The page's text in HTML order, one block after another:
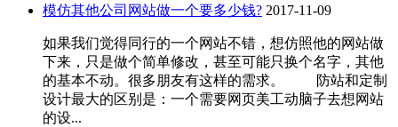
模仿其他公司网站做一个要多少钱? 2017-11-09
如果我们觉得同行的一个网站不错，想仿照他的网站做
下来，只是做个简单修改，甚至可能只换个名字，其他
的基本不动。很多朋友有这样的需求。 防站和定制
设计最大的区别是：一个需要网页美工动脑子去想网站
的设...